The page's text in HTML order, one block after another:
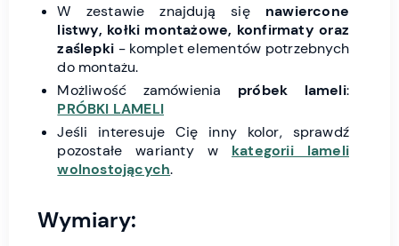
W zestawie znajdują się nawiercone
listwy, kołki montażowe, konfirmaty oraz
zaślepki - komplet elementów potrzebnych
do montażu.
Możliwość zamówienia próbek lameli:
PRÓBKI LAMELI
Jeśli interesuje Cię inny kolor, sprawdź
pozostałe warianty w kategorii lameli
wolnostojących.
Wymiary: